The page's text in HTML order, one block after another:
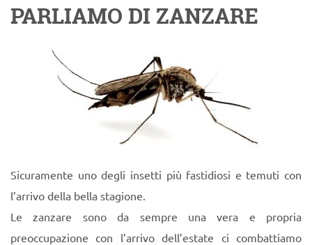
PARLIAMO DI ZANZARE
Sicuramente uno degli insetti più fastidiosi e temuti con
l’arrivo della bella stagione.
Le zanzare sono da sempre una vera e propria
preoccupazione con l’arrivo dell’estate ci combattiamo